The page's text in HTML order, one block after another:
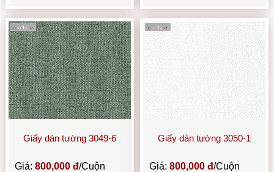
Giấy dán tường 3049-6
Giá:800,000 đ/Cuộn
Giấy dán tường 3050-1
Giá: 800,000 đ/Cuộn